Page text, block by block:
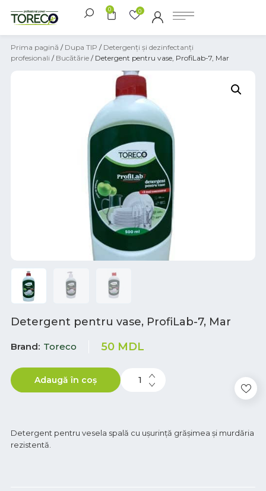
0 0
Prima pagină / Dupa TIP / Detergenți și dezinfectanți
profesionali / Bucătărie / Detergent pentru vase, ProfiLab-7, Mar
Detergent pentru vase, ProfiLab-7, Mar
Brand Toreco 50 MDL
Adaugă în coș
Detergent pentru vesela spală cu ușurință grășimea și murdăria
rezistentă.